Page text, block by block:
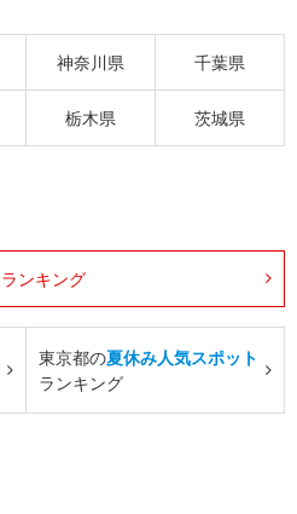
神奈川県 千葉県
栃木県 茨城県
ランキング
東京都の夏休み人気スポット
ランキング